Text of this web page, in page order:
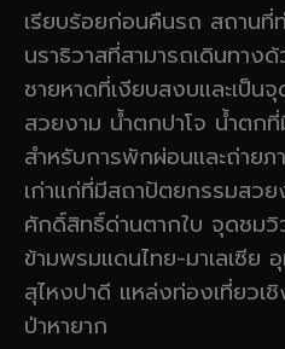
เรียบร้อยก่อนคืนรถ สถานที่
นราธิวาสที่สามารถเดินทาง
ชายหาดที่เงียบสงบและเป็น
สวยงาม น้ำตกปาโจ น้ำตก
สำหรับการพักผ่อนและถ่าย
เก่าแก่ที่มีสถาปัตยกรรมสวย
ศักดิ์สิทธิ์ด่านตากใบ จุดชมวิ
ข้ามพรมแดนไทย-มาเลเซีย
สุไหงปาดี แหล่งท่องเที่ยวเ
ป่าหายาก